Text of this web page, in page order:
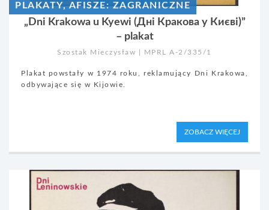
PLAKATY, AFISZE: ZAGRANICZNE
„Dni Krakowa u Kyewi (Дні Кракова у Києвi)”
– plakat
Szostak Mieczysław | MPRL A-2/335/1
Plakat powstały w 1974 roku, reklamujący Dni Krakowa,
odbywające się w Kijowie.
ZOBACZ WIĘCEJ